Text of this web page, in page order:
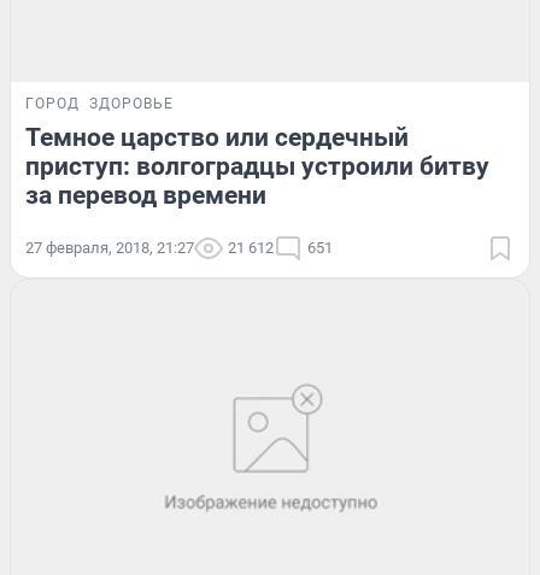
ГОРОД ЗДОРОВЬЕ
Темное царство или сердечный
приступ: волгоградцы устроили битву
за перевод времени
27 февраля, 2018, 21:27 21 612 651